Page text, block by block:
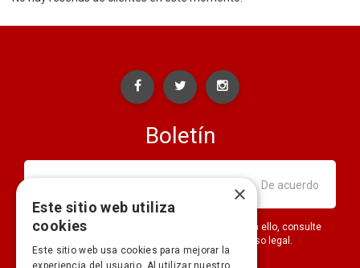
Boletín
Puede darse de baja en cualquier momento. Para ello, consulte
nuestra información de contacto en el aviso legal.
×
Este sitio web utiliza
cookies
Este sitio web usa cookies para mejorar la
experiencia del usuario. Al utilizar nuestro